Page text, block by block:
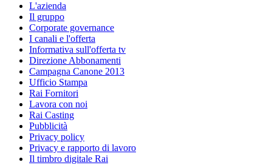
L'azienda
Il gruppo
Corporate governance
I canali e l'offerta
Informativa sull'offerta tv
Direzione Abbonamenti
Campagna Canone 2013
Ufficio Stampa
Rai Fornitori
Lavora con noi
Rai Casting
Pubblicità
Privacy policy
Privacy e rapporto di lavoro
Il timbro digitale Rai